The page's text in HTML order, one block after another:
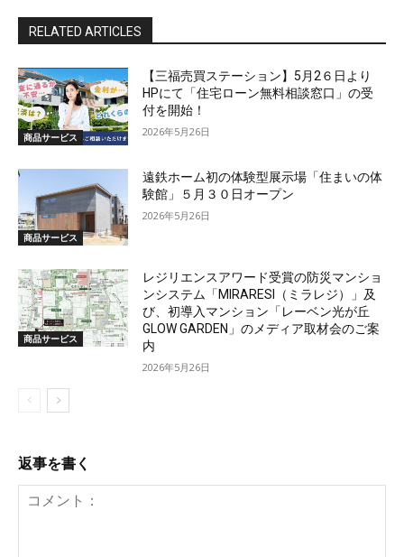
RELATED ARTICLES
商品サービス
【三福売買ステーション】5月2６日より
HPにて「住宅ローン無料相談窓口」の受
付を開始！
2026年5月26日
商品サービス
遠鉄ホーム初の体験型展示場「住まいの体
験館」５月３０日オープン
2026年5月26日
商品サービス
レジリエンスアワード受賞の防災マンショ
ンシステム「MIRARESI（ミラレジ）」及
び、初導入マンション「レーベン光が丘
GLOW GARDEN」のメディア取材会のご案
内
2026年5月26日
返事を書く